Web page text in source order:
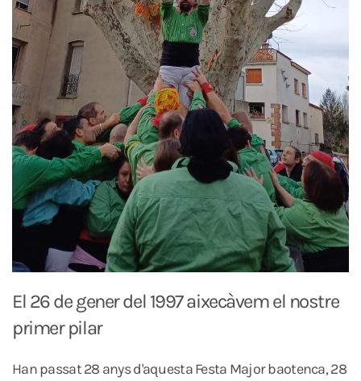
El 26 de gener del 1997 aixecàvem el nostre
primer pilar
Han passat 28 anys d'aquesta Festa Major baotenca, 28